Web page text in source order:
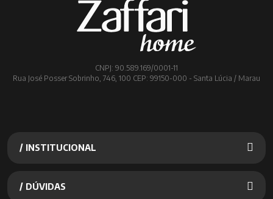
CNPJ: 90.589.169/0001-11
Rua José Posser Sobrinho, 746, 100 CEP: 99150-000 - Santa Lúcia / Marau
/ INSTITUCIONAL
/ DÚVIDAS